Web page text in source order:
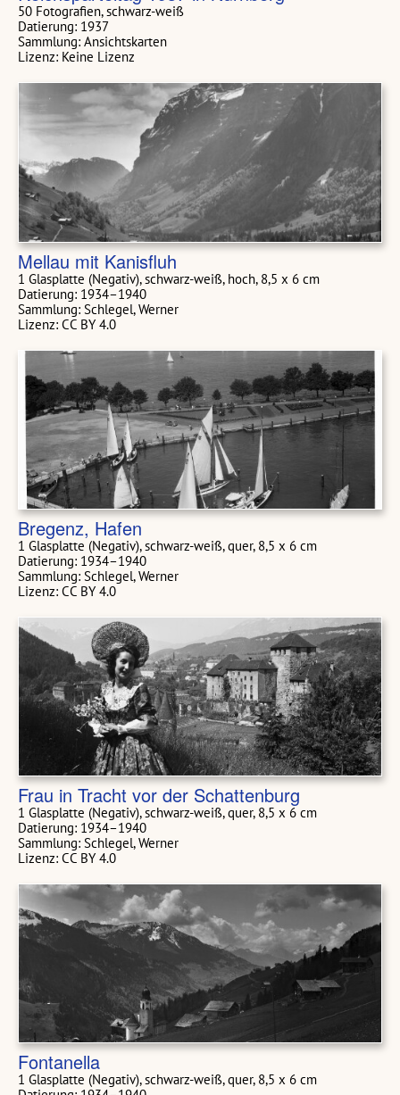
50 Fotografien, schwarz-weiß
Datierung: 1937
Sammlung: Ansichtskarten
Lizenz: Keine Lizenz
Mellau mit Kanisfluh
1 Glasplatte (Negativ), schwarz-weiß, hoch, 8,5 x 6 cm
Datierung: 1934–1940
Sammlung: Schlegel, Werner
Lizenz: CC BY 4.0
Bregenz, Hafen
1 Glasplatte (Negativ), schwarz-weiß, quer, 8,5 x 6 cm
Datierung: 1934–1940
Sammlung: Schlegel, Werner
Lizenz: CC BY 4.0
Frau in Tracht vor der Schattenburg
1 Glasplatte (Negativ), schwarz-weiß, quer, 8,5 x 6 cm
Datierung: 1934–1940
Sammlung: Schlegel, Werner
Lizenz: CC BY 4.0
Fontanella
1 Glasplatte (Negativ), schwarz-weiß, quer, 8,5 x 6 cm